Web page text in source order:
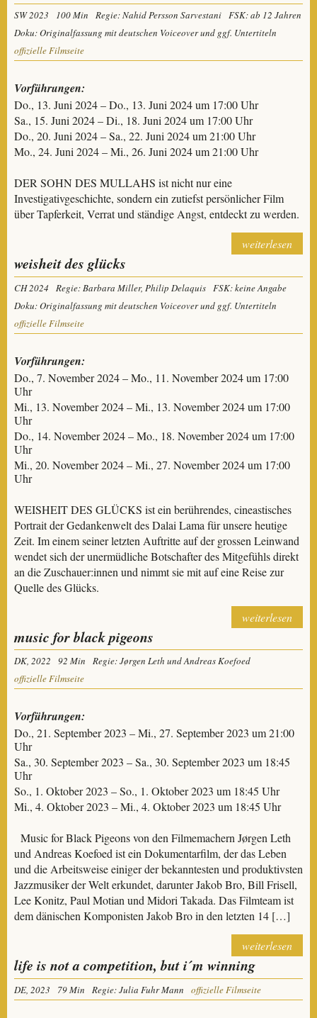
SW 2023 100 Min Regie: Nahid Persson Sarvestani FSK: ab 12 Jahren
Doku: Originalfassung mit deutschen Voiceover und ggf. Untertiteln
offizielle Filmseite
Vorführungen:
Do., 13. Juni 2024 – Do., 13. Juni 2024 um 17:00 Uhr
Sa., 15. Juni 2024 – Di., 18. Juni 2024 um 17:00 Uhr
Do., 20. Juni 2024 – Sa., 22. Juni 2024 um 21:00 Uhr
Mo., 24. Juni 2024 – Mi., 26. Juni 2024 um 21:00 Uhr
DER SOHN DES MULLAHS ist nicht nur eine
Investigativgeschichte, sondern ein zutiefst persönlicher Film
über Tapferkeit, Verrat und ständige Angst, entdeckt zu werden.
weiterlesen
weisheit des glücks
CH 2024 Regie: Barbara Miller, Philip Delaquis FSK: keine Angabe
Doku: Originalfassung mit deutschen Voiceover und ggf. Untertiteln
offizielle Filmseite
Vorführungen:
Do., 7. November 2024 – Mo., 11. November 2024 um 17:00
Uhr
Mi., 13. November 2024 – Mi., 13. November 2024 um 17:00
Uhr
Do., 14. November 2024 – Mo., 18. November 2024 um 17:00
Uhr
Mi., 20. November 2024 – Mi., 27. November 2024 um 17:00
Uhr
WEISHEIT DES GLÜCKS ist ein berührendes, cineastisches
Portrait der Gedankenwelt des Dalai Lama für unsere heutige
Zeit. Im einem seiner letzten Auftritte auf der grossen Leinwand
wendet sich der unermüdliche Botschafter des Mitgefühls direkt
an die Zuschauer:innen und nimmt sie mit auf eine Reise zur
Quelle des Glücks.
weiterlesen
music for black pigeons
DK, 2022 92 Min
Regie: Jørgen Leth und Andreas Koefoed
offizielle Filmseite
Vorführungen:
Do., 21. September 2023 – Mi., 27. September 2023 um 21:00
Uhr
Sa., 30. September 2023 – Sa., 30. September 2023 um 18:45
Uhr
So., 1. Oktober 2023 – So., 1. Oktober 2023 um 18:45 Uhr
Mi., 4. Oktober 2023 – Mi., 4. Oktober 2023 um 18:45 Uhr
Music for Black Pigeons von den Filmemachern Jørgen Leth
und Andreas Koefoed ist ein Dokumentarfilm, der das Leben
und die Arbeitsweise einiger der bekanntesten und produktivsten
Jazzmusiker der Welt erkundet, darunter Jakob Bro, Bill Frisell,
Lee Konitz, Paul Motian und Midori Takada. Das Filmteam ist
dem dänischen Komponisten Jakob Bro in den letzten 14 […]
weiterlesen
life is not a competition, but i´m winning
DE, 2023 79 Min Regie: Julia Fuhr Mann offizielle Filmseite